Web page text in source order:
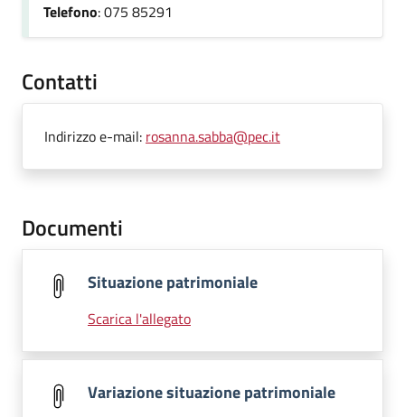
Telefono: 075 85291
Contatti
Indirizzo e-mail: rosanna.sabba@pec.it
Documenti
Situazione patrimoniale
Scarica l'allegato
Variazione situazione patrimoniale